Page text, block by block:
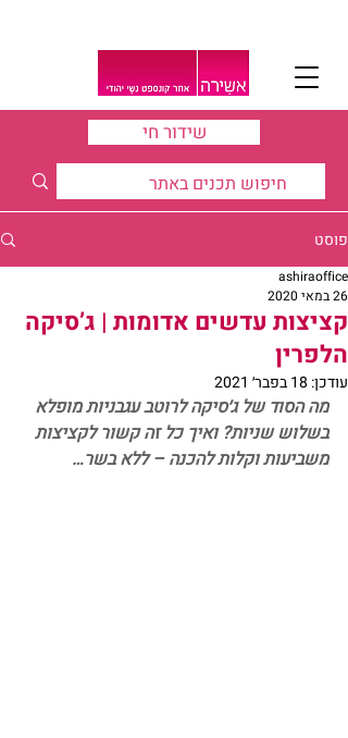
שידור חי
פוסט
קציצות עדשים אדומות | ג’סיקה
הלפרין
ashiraoffice
26 במאי 2020
עודכן: 18 בפבר׳ 2021
מה הסוד של ג׳סיקה לרוטב עגבניות מופלא
בשלוש שניות? ואיך כל זה קשור לקציצות
משביעות וקלות להכנה – ללא בשר…